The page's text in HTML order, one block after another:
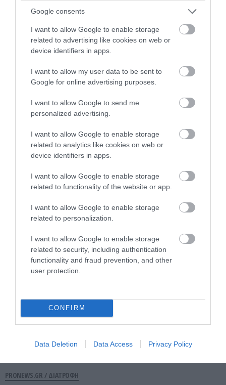
Google consents
I want to allow Google to enable storage
related to advertising like cookies on web or
device identifiers in apps.
I want to allow my user data to be sent to
Google for online advertising purposes.
I want to allow Google to send me
personalized advertising.
I want to allow Google to enable storage
related to analytics like cookies on web or
device identifiers in apps.
I want to allow Google to enable storage
related to functionality of the website or app.
I want to allow Google to enable storage
related to personalization.
I want to allow Google to enable storage
related to security, including authentication
functionality and fraud prevention, and other
user protection.
CONFIRM
Data Deletion Data Access Privacy Policy
Δείτε γιατί η μεσογειακή διατροφή
θεωρείται μία από τις καλύτερες στον
κόσμο
PRONEWS.GR / ΔΙΑΤΡΟΦΗ